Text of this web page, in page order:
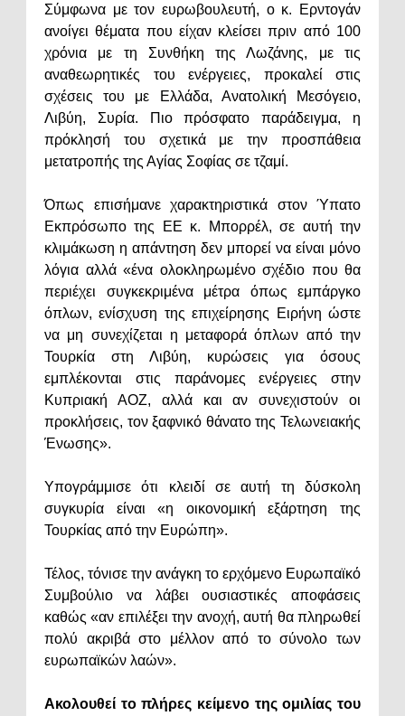
Σύμφωνα με τον ευρωβουλευτή, ο κ. Ερντογάν
ανοίγει θέματα που είχαν κλείσει πριν από 100
χρόνια με τη Συνθήκη της Λωζάνης, με τις
αναθεωρητικές του ενέργειες, προκαλεί στις
σχέσεις του με Ελλάδα, Ανατολική Μεσόγειο,
Λιβύη, Συρία. Πιο πρόσφατο παράδειγμα, η
πρόκλησή του σχετικά με την προσπάθεια
μετατροπής της Αγίας Σοφίας σε τζαμί.
Όπως επισήμανε χαρακτηριστικά στον Ύπατο
Εκπρόσωπο της ΕΕ κ. Μπορρέλ, σε αυτή την
κλιμάκωση η απάντηση δεν μπορεί να είναι μόνο
λόγια αλλά «ένα ολοκληρωμένο σχέδιο που θα
περιέχει συγκεκριμένα μέτρα όπως εμπάργκο
όπλων, ενίσχυση της επιχείρησης Ειρήνη ώστε
να μη συνεχίζεται η μεταφορά όπλων από την
Τουρκία στη Λιβύη, κυρώσεις για όσους
εμπλέκονται στις παράνομες ενέργειες στην
Κυπριακή ΑΟΖ, αλλά και αν συνεχιστούν οι
προκλήσεις, τον ξαφνικό θάνατο της Τελωνειακής
Ένωσης».
Υπογράμμισε ότι κλειδί σε αυτή τη δύσκολη
συγκυρία είναι «η οικονομική εξάρτηση της
Τουρκίας από την Ευρώπη».
Τέλος, τόνισε την ανάγκη το ερχόμενο Ευρωπαϊκό
Συμβούλιο να λάβει ουσιαστικές αποφάσεις
καθώς «αν επιλέξει την ανοχή, αυτή θα πληρωθεί
πολύ ακριβά στο μέλλον από το σύνολο των
ευρωπαϊκών λαών».
Ακολουθεί το πλήρες κείμενο της ομιλίας του